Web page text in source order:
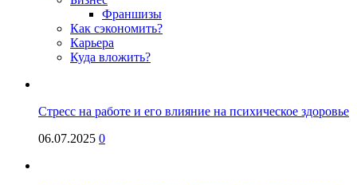
Франшизы
Как сэкономить?
Карьера
Куда вложить?
Стресс на работе и его влияние на психическое здоровье
06.07.2025 0